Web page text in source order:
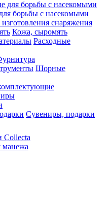
борьбы с насекомыми
снаряжения
Кожа, сыромять
Расходные
Шорные
Сувениры, подарки
Collecta
манежа